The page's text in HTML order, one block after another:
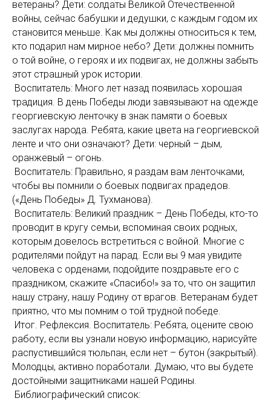
ветераны? Дети: солдаты Великой Отечественной
войны, сейчас бабушки и дедушки, с каждым годом их
становится меньше. Как мы должны относиться к тем,
кто подарил нам мирное небо? Дети: должны помнить
о той войне, о героях и их подвигах, не должны забыть
этот страшный урок истории.
Воспитатель: Много лет назад появилась хорошая
традиция. В день Победы люди завязывают на одежде
георгиевскую ленточку в знак памяти о боевых
заслугах народа. Ребята, какие цвета на георгиевской
ленте и что они означают? Дети: черный – дым,
оранжевый – огонь.
Воспитатель: Правильно, я раздам вам ленточками,
чтобы вы помнили о боевых подвигах прадедов.
(«День Победы» Д. Тухманова).
Воспитатель: Великий праздник – День Победы, кто-то
проводит в кругу семьи, вспоминая своих родных,
которым довелось встретиться с войной. Многие с
родителями пойдут на парад. Если вы 9 мая увидите
человека с орденами, подойдите поздравьте его с
праздником, скажите «Спасибо!» за то, что он защитил
нашу страну, нашу Родину от врагов. Ветеранам будет
приятно, что мы помним о той трудной победе.
Итог. Рефлексия. Воспитатель: Ребята, оцените свою
работу, если вы узнали новую информацию, нарисуйте
распустившийся тюльпан, если нет – бутон (закрытый).
Молодцы, активно поработали. Думаю, что вы будете
достойными защитниками нашей Родины.
Библиографический список: